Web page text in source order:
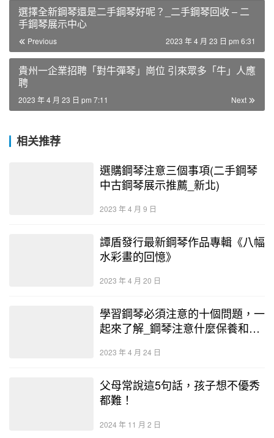
選擇全新鋼琴還是二手鋼琴好呢？_二手鋼琴回收 – 二
手鋼琴展示中心
Previous 2023 年 4 月 23 日 pm 6:31
貴州一企業招聘「對牛彈琴」崗位 引來眾多「牛」人應
聘
Next
2023 年 4 月 23 日 pm 7:11
相关推荐
選購鋼琴注意三個事項(二手鋼琴
中古鋼琴展示推薦_新北)
2023 年 4 月 9 日
譚盾發行最新鋼琴作品專輯《八幅
水彩畫的回憶》
2023 年 4 月 20 日
學習鋼琴必須注意的十個問題，一
起來了解_鋼琴注意什麼保養和清
2023 年 4 月 24 日
父母常說這5句話，孩子想不優秀
都難！
2024 年 11 月 2 日